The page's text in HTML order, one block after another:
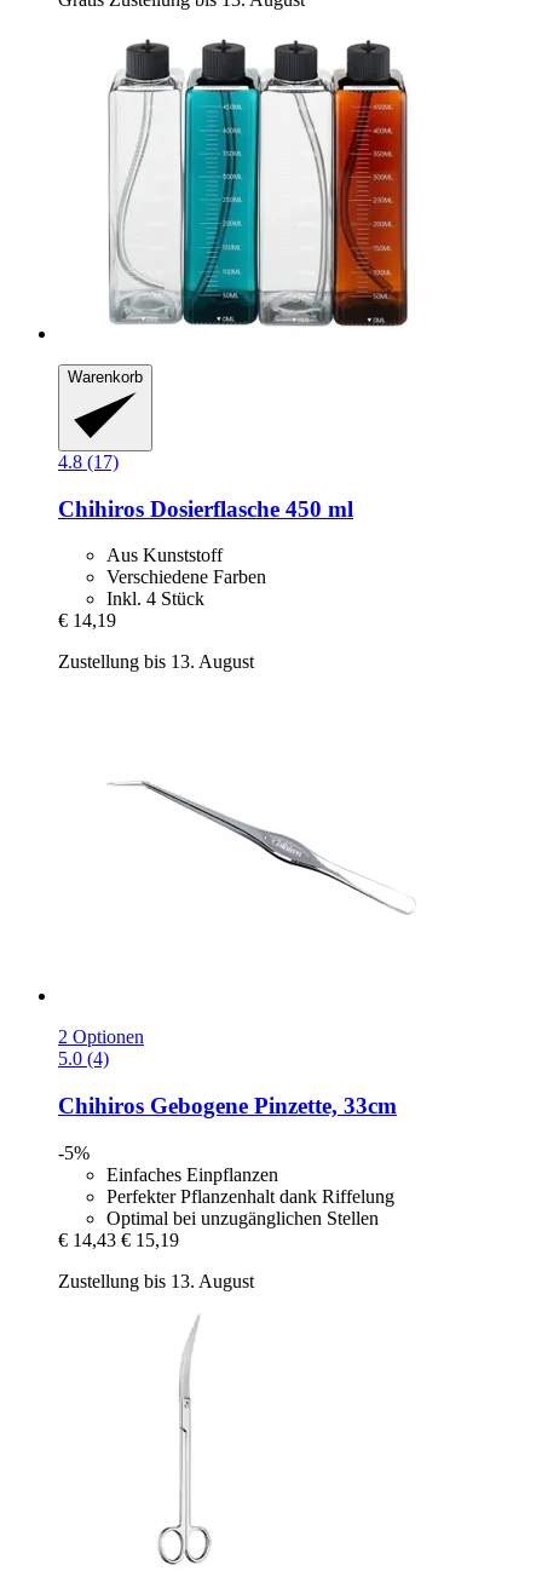
Warenkorb
4.8 (17)
Chihiros Dosierflasche 450 ml
Aus Kunststoff
Verschiedene Farben
Inkl. 4 Stück
€ 14,19
Zustellung bis 13. August
2 Optionen
5.0 (4)
Chihiros Gebogene Pinzette, 33cm
-5%
Einfaches Einpflanzen
Perfekter Pflanzenhalt dank Riffelung
Optimal bei unzugänglichen Stellen
€ 14,43 € 15,19
Zustellung bis 13. August